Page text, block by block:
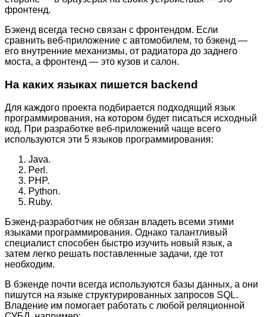
фронтенд.
Бэкенд всегда тесно связан с фронтендом. Если
сравнить веб-приложение с автомобилем, то бэкенд —
его внутренние механизмы, от радиатора до заднего
моста, а фронтенд — это кузов и салон.
На каких языках пишется backend
Для каждого проекта подбирается подходящий язык
программирования, на котором будет писаться исходный
код. При разработке веб-приложений чаще всего
используются эти 5 языков программирования:
Java.
Perl.
PHP.
Python.
Ruby.
Бэкенд-разработчик не обязан владеть всеми этими
языками программирования. Однако талантливый
специалист способен быстро изучить новый язык, а
затем легко решать поставленные задачи, где тот
необходим.
В бэкенде почти всегда используются базы данных, а они
пишутся на языке структурированных запросов SQL.
Владение им помогает работать с любой реляционной